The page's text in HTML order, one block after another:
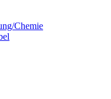
Chemie